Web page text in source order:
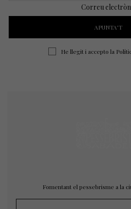
Correu
He llegit i accepto la
Fomentant el pessebrisme a la